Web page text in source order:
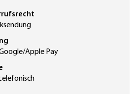
Apple Pay